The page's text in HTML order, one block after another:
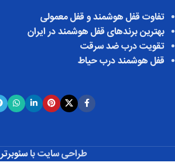
تفاوت قفل هوشمند و قفل معمولی
بهترین برندهای قفل هوشمند در ایران
تقویت درب ضد سرقت
قفل هوشمند درب حیاط
طراحی سایت باسئوبرتر